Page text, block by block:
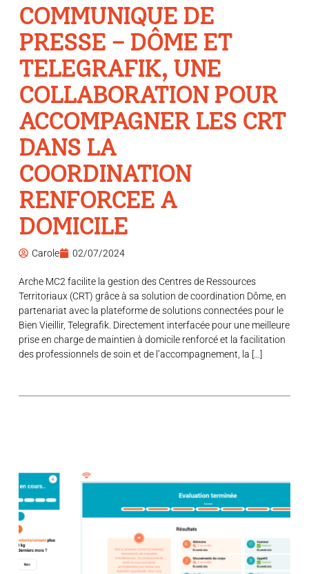
COMMUNIQUE DE
PRESSE – DÔME ET
TELEGRAFIK, UNE
COLLABORATION POUR
ACCOMPAGNER LES CRT
DANS LA
COORDINATION
RENFORCEE A
DOMICILE
Carole 02/07/2024
Arche MC2 facilite la gestion des Centres de Ressources
Territoriaux (CRT) grâce à sa solution de coordination Dôme, en
partenariat avec la plateforme de solutions connectées pour le
Bien Vieillir, Telegrafik. Directement interfacée pour une meilleure
prise en charge de maintien à domicile renforcé et la facilitation
des professionnels de soin et de l’accompagnement, la […]